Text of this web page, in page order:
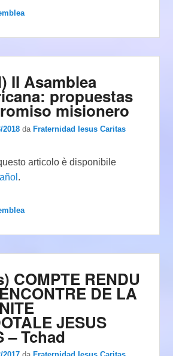
II Asamblea
propuestas
misionero
2018 daFraternidad Iesus Caritas
articolo è disponibile
.
COMPTE RENDU
DE LA
JESUS
– Tchad